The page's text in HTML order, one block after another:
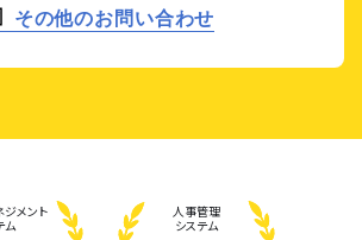
その他のお問い合わせ
ジメント
ム
人事管理
システム